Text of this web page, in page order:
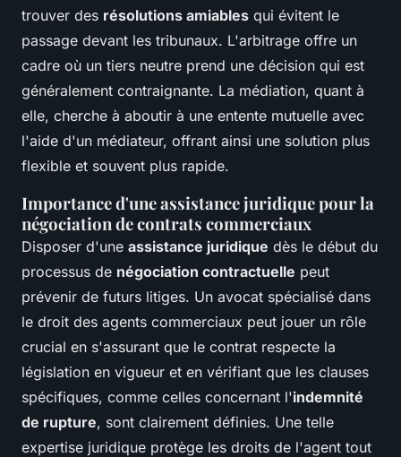
trouver des résolutions amiables qui évitent le
passage devant les tribunaux. L'arbitrage offre un
cadre où un tiers neutre prend une décision qui est
généralement contraignante. La médiation, quant à
elle, cherche à aboutir à une entente mutuelle avec
l'aide d'un médiateur, offrant ainsi une solution plus
flexible et souvent plus rapide.
Importance d'une assistance juridique pour la
négociation de contrats commerciaux
Disposer d'une assistance juridique dès le début du
processus de négociation contractuelle peut
prévenir de futurs litiges. Un avocat spécialisé dans
le droit des agents commerciaux peut jouer un rôle
crucial en s'assurant que le contrat respecte la
législation en vigueur et en vérifiant que les clauses
spécifiques, comme celles concernant l'indemnité
de rupture, sont clairement définies. Une telle
expertise juridique protège les droits de l'agent tout